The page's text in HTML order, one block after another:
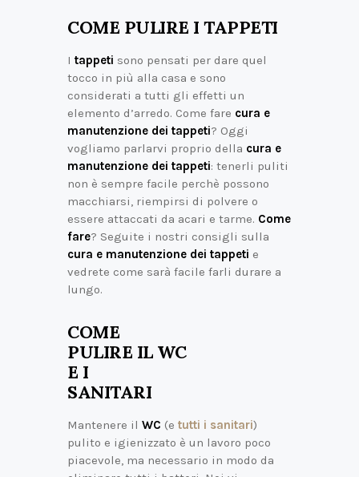
COME PULIRE I TAPPETI
I tappeti sono pensati per dare quel
tocco in più alla casa e sono
considerati a tutti gli effetti un
elemento d’arredo. Come fare cura e
manutenzione dei tappeti? Oggi
vogliamo parlarvi proprio della cura e
manutenzione dei tappeti: tenerli puliti
non è sempre facile perchè possono
macchiarsi, riempirsi di polvere o
essere attaccati da acari e tarme. Come
fare? Seguite i nostri consigli sulla
cura e manutenzione dei tappeti e
vedrete come sarà facile farli durare a
lungo.
COME
PULIRE IL WC
E I
SANITARI
Mantenere il WC (e tutti i sanitari)
pulito e igienizzato è un lavoro poco
piacevole, ma necessario in modo da